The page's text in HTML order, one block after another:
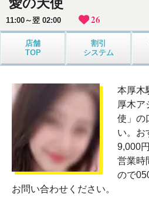
愛の天使
11:00～翌 02:00 26
店舗
TOP
割引
システム
本厚木
厚木ア
使」の
い。お
9,000
営業時
ので
お問い合わせください。